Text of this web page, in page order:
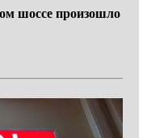
шоссе произошло